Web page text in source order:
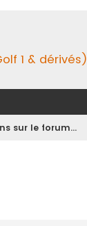
1 & dérivés)
sur le forum...